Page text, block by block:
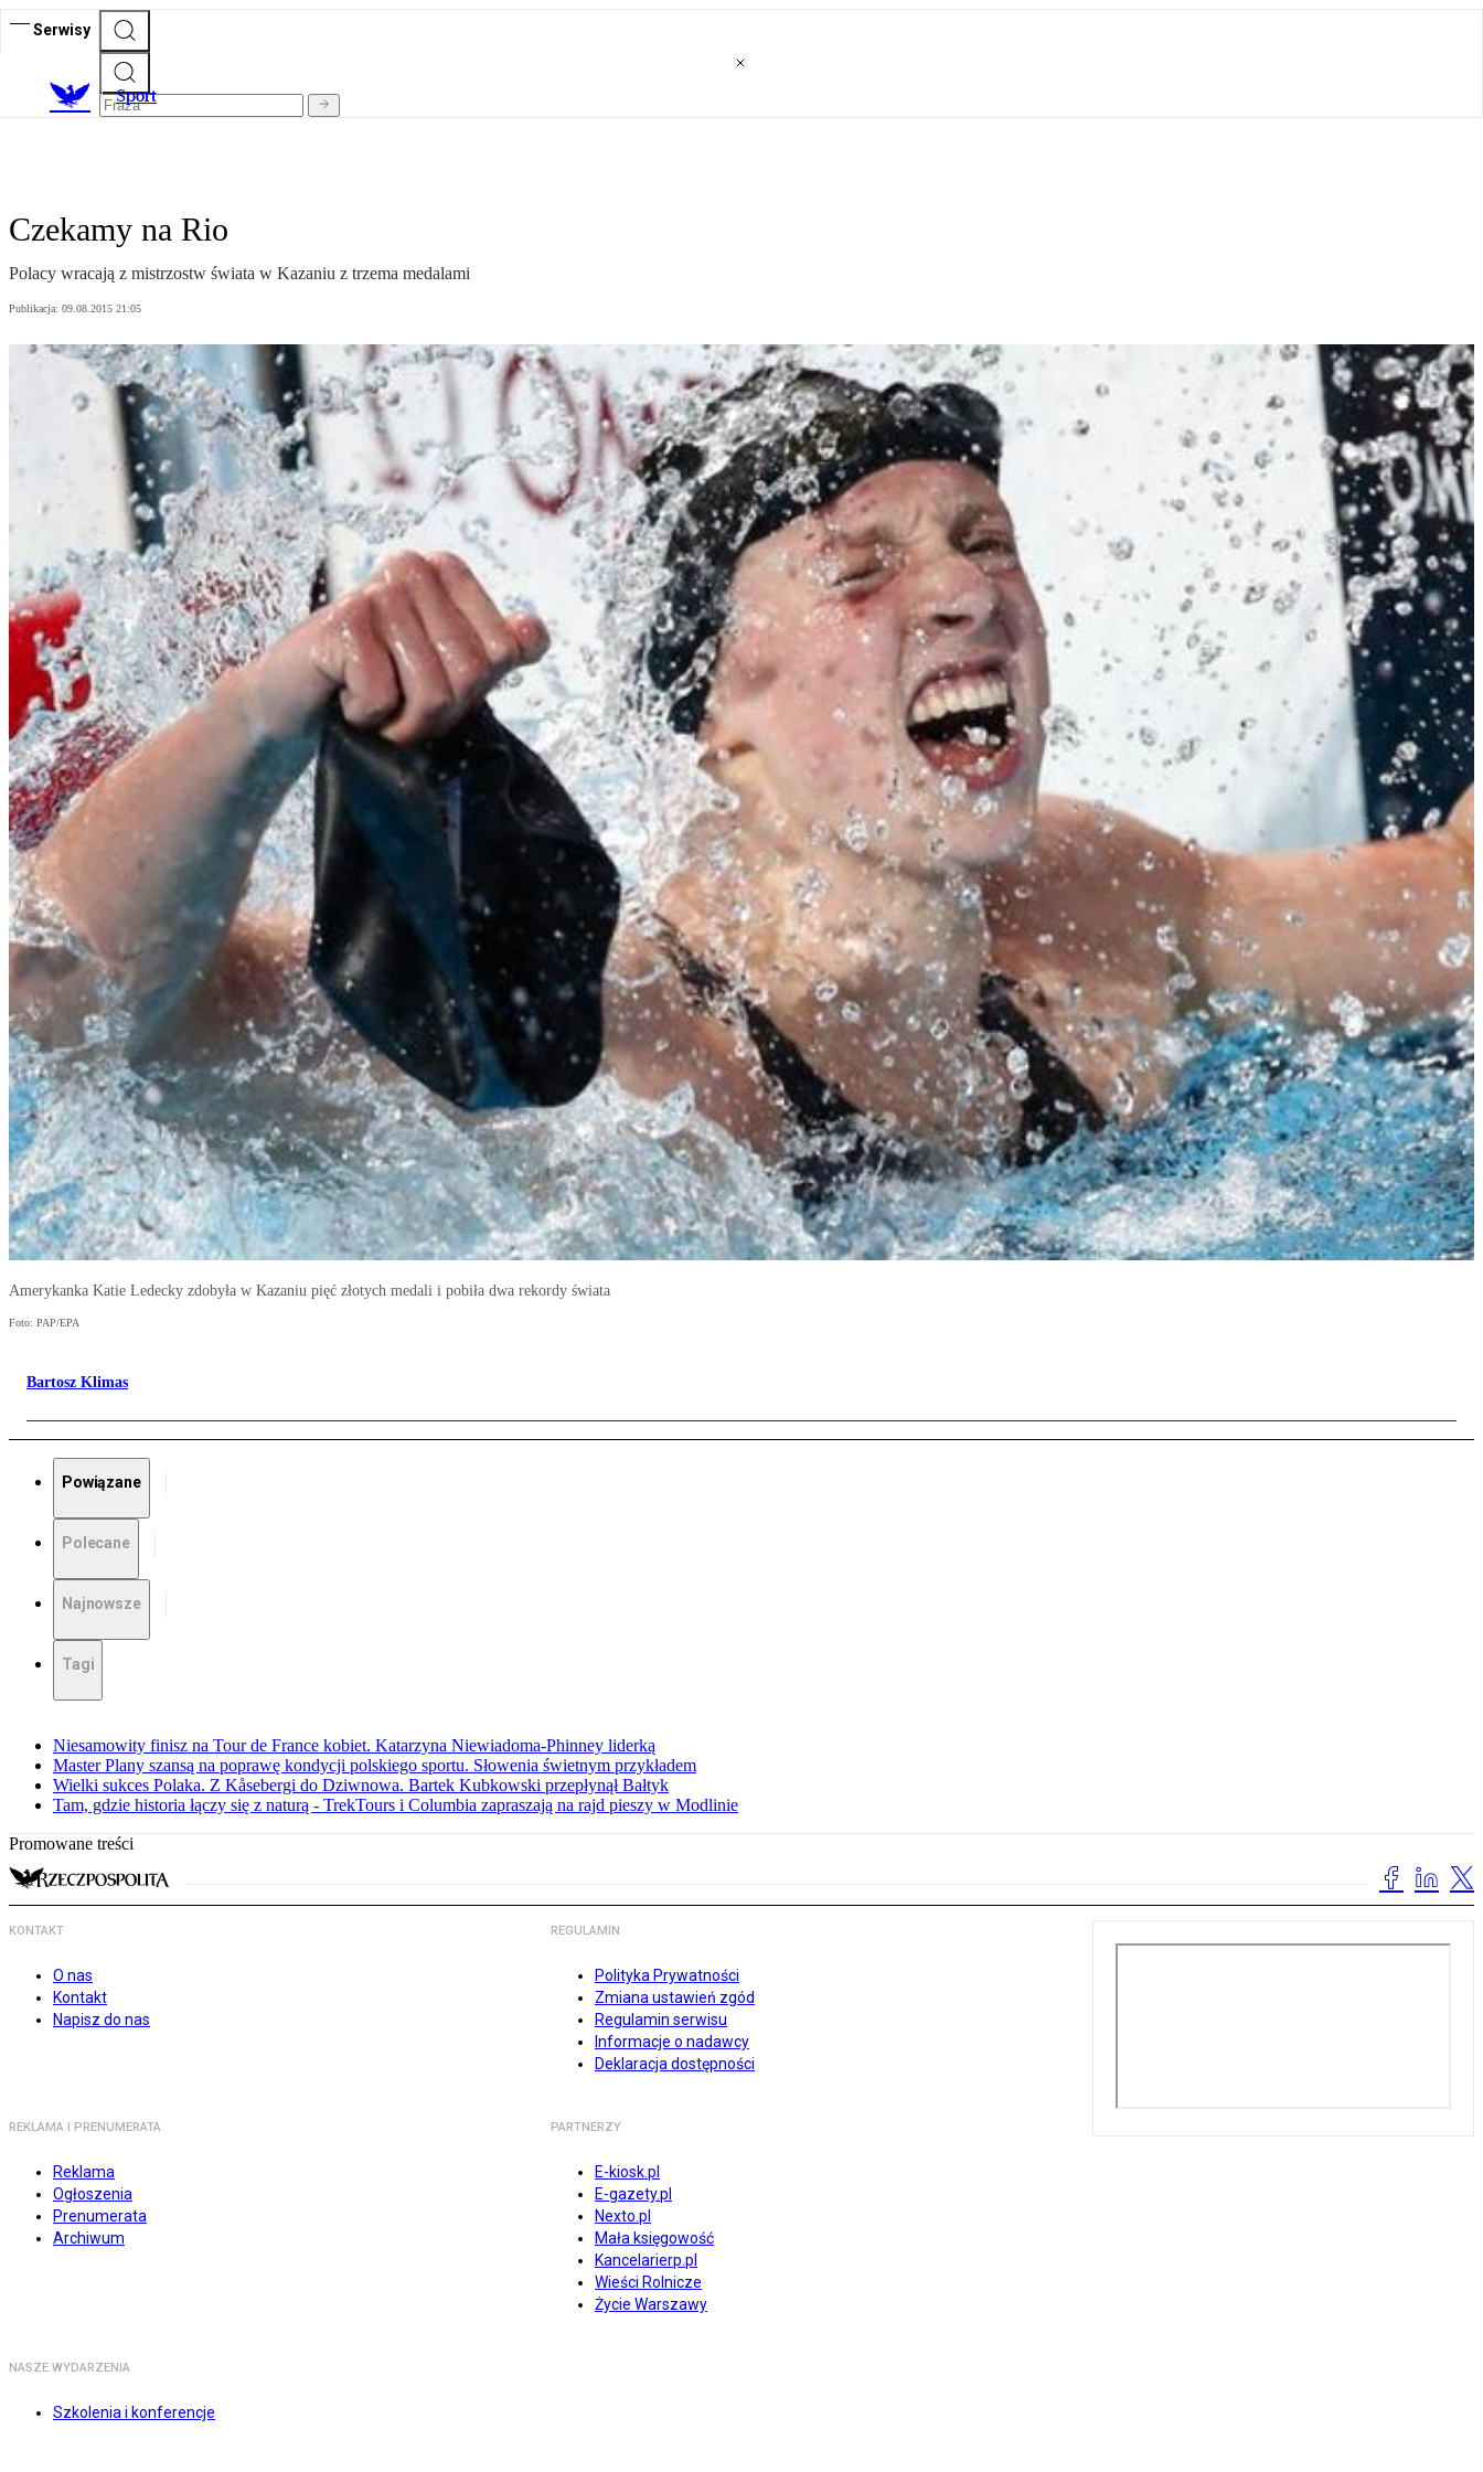
Serwisy
Sport
Czekamy na Rio
Polacy wracają z mistrzostw świata w Kazaniu z trzema medalami
Publikacja: 09.08.2015 21:05
Amerykanka Katie Ledecky zdobyła w Kazaniu pięć złotych medali i pobiła dwa rekordy świata
Foto: PAP/EPA
Bartosz Klimas
Powiązane
Polecane
Najnowsze
Tagi
Niesamowity finisz na Tour de France kobiet. Katarzyna Niewiadoma-Phinney liderką
Master Plany szansą na poprawę kondycji polskiego sportu. Słowenia świetnym przykładem
Wielki sukces Polaka. Z Kåsebergi do Dziwnowa. Bartek Kubkowski przepłynął Bałtyk
Tam, gdzie historia łączy się z naturą - TrekTours i Columbia zapraszają na rajd pieszy w Modlinie
Promowane treści
KONTAKT
O nas
Kontakt
Napisz do nas
REGULAMIN
Polityka Prywatności
Zmiana ustawień zgód
Regulamin serwisu
Informacje o nadawcy
Deklaracja dostępności
REKLAMA I PRENUMERATA
Reklama
Ogłoszenia
Prenumerata
Archiwum
PARTNERZY
E-kiosk.pl
E-gazety.pl
Nexto.pl
Mała księgowość
Kancelarierp.pl
Wieści Rolnicze
Życie Warszawy
NASZE WYDARZENIA
Szkolenia i konferencje